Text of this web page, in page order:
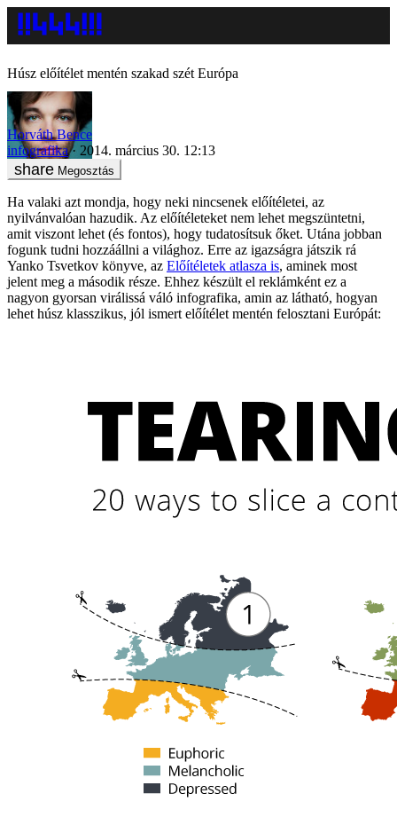
Húsz előítélet mentén szakad szét Európa
Horváth Bence
infografika
2014. március 30. 12:13
Megosztás
Ha valaki azt mondja, hogy neki nincsenek előítéletei, az
nyilvánvalóan hazudik. Az előítéleteket nem lehet megszüntetni,
amit viszont lehet (és fontos), hogy tudatosítsuk őket. Utána jobban
fogunk tudni hozzáállni a világhoz. Erre az igazságra játszik rá
Yanko Tsvetkov könyve, az Előítéletek atlasza is, aminek most
jelent meg a második része. Ehhez készült el reklámként ez a
nagyon gyorsan virálissá váló infografika, amin az látható, hogyan
lehet húsz klasszikus, jól ismert előítélet mentén felosztani Európát: